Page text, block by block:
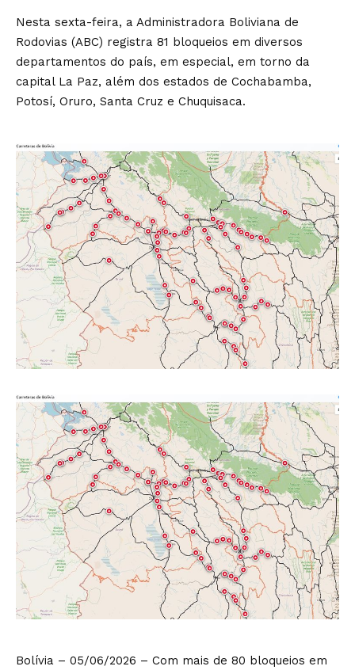
Nesta sexta-feira, a Administradora Boliviana de
Rodovias (ABC) registra 81 bloqueios em diversos
departamentos do país, em especial, em torno da
capital La Paz, além dos estados de Cochabamba,
Potosí, Oruro, Santa Cruz e Chuquisaca.
Bolívia – 05/06/2026 – Com mais de 80 bloqueios em